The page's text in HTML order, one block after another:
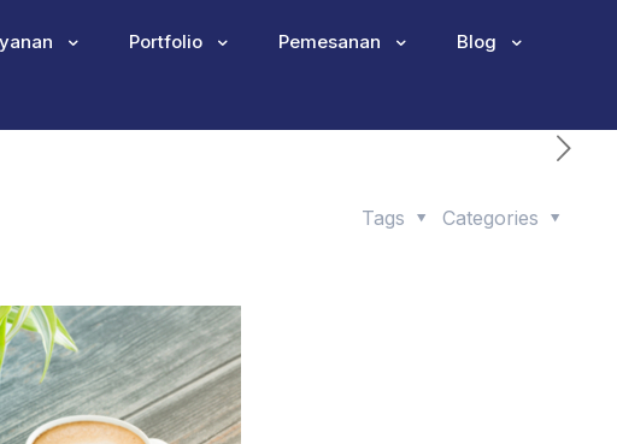
Portfolio Pemesanan
Blog
Categories
Tags